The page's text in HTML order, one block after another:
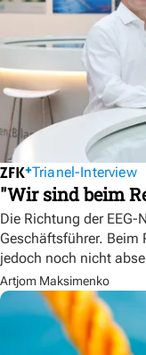
Trianel-Interview
"Wir sind beim
Die Richtung der
Geschäftsführer. Beim
jedoch noch nicht
Artjom Maksimenko